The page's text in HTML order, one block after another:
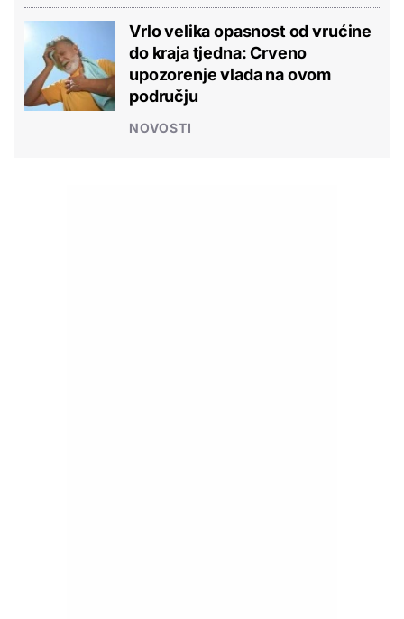
Vrlo velika opasnost od vrućine
do kraja tjedna: Crveno
upozorenje vlada na ovom
području
NOVOSTI